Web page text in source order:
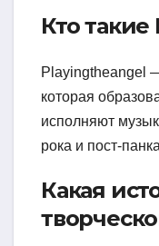
Кто
Playingtheangel
которая
исполняют
рока и пост-
Какая